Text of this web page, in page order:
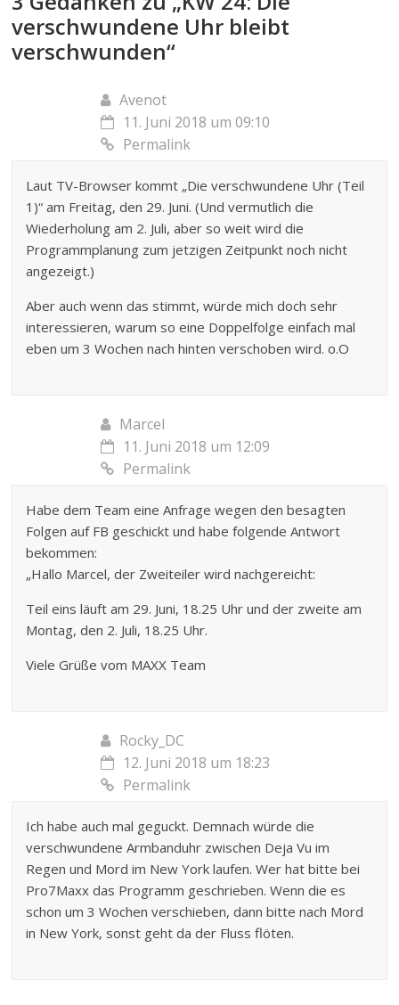
verschwundene Uhr bleibt
verschwunden“
Avenot
11. Juni 2018 um 09:10
Permalink
Laut TV-Browser kommt „Die verschwundene Uhr (Teil
1)“ am Freitag, den 29. Juni. (Und vermutlich die
Wiederholung am 2. Juli, aber so weit wird die
Programmplanung zum jetzigen Zeitpunkt noch nicht
angezeigt.)
Aber auch wenn das stimmt, würde mich doch sehr
interessieren, warum so eine Doppelfolge einfach mal
eben um 3 Wochen nach hinten verschoben wird. o.O
Marcel
11. Juni 2018 um 12:09
Permalink
Habe dem Team eine Anfrage wegen den besagten
Folgen auf FB geschickt und habe folgende Antwort
bekommen:
„Hallo Marcel, der Zweiteiler wird nachgereicht:
Teil eins läuft am 29. Juni, 18.25 Uhr und der zweite am
Montag, den 2. Juli, 18.25 Uhr.
Viele Grüße vom MAXX Team
Rocky_DC
12. Juni 2018 um 18:23
Permalink
Ich habe auch mal geguckt. Demnach würde die
verschwundene Armbanduhr zwischen Deja Vu im
Regen und Mord im New York laufen. Wer hat bitte bei
Pro7Maxx das Programm geschrieben. Wenn die es
schon um 3 Wochen verschieben, dann bitte nach Mord
in New York, sonst geht da der Fluss flöten.